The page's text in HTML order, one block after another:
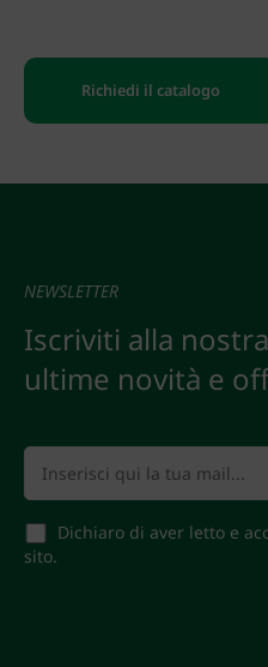
Richiedi il catalogo
NEWSLETTER
Iscriviti alla
ultime novità e
Dichiaro di aver letto e
sito.